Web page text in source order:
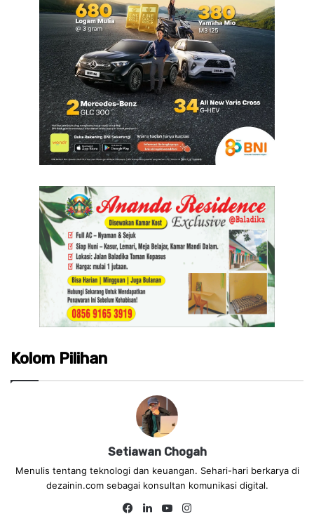
Kolom Pilihan
Setiawan Chogah
Menulis tentang teknologi dan keuangan. Sehari-hari berkarya di
dezainin.com sebagai konsultan komunikasi digital.
Fa Lin Yo